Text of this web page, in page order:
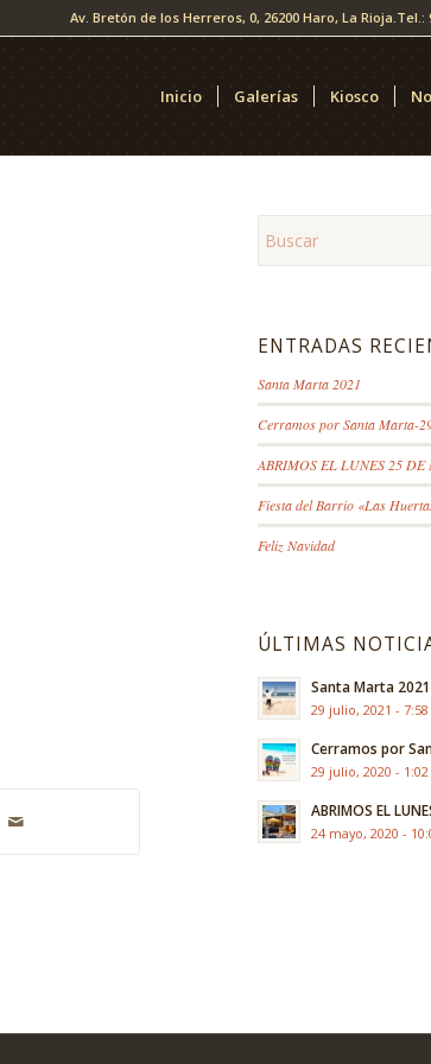
Av. Bretón de los Herreros, 0, 26200 Haro, La Rioja.Tel.:
Inicio Galerías Kiosco
ENTRADAS
Santa Marta 2021
Cerramos por Santa Marta-
ABRIMOS EL LUNES 25 DE
Fiesta del Barrio «Las
Feliz Navidad
ÚLTIMAS
Santa Marta 2021
29 julio, 2021 -
Cerramos por
29 julio, 2020 -
ABRIMOS EL
24 mayo, 2020 -